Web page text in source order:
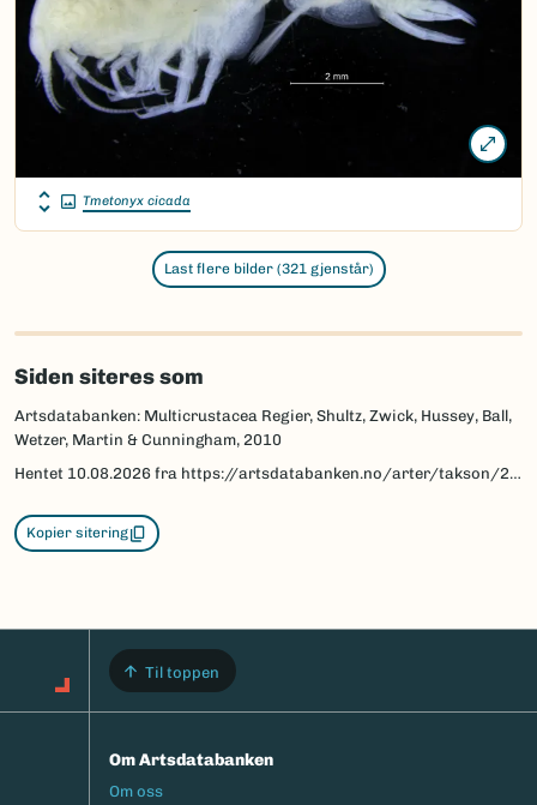
Tmetonyx cicada
Last flere bilder (321 gjenstår)
Siden siteres som
Artsdatabanken: Multicrustacea Regier, Shultz, Zwick, Hussey, Ball,
Wetzer, Martin & Cunningham, 2010
Hentet 10.08.2026 fra https://artsdatabanken.no/arter/takson/212528
Kopier sitering
Til toppen
Om Artsdatabanken
Footermeny
Om oss